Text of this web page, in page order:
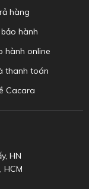
hàng
hành
hành online
thanh toán
Cacara
HN
HCM